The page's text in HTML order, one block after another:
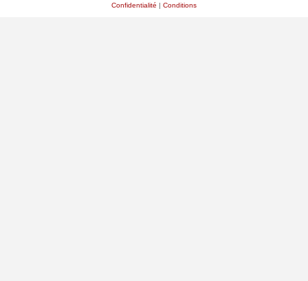
Confidentialité | Conditions